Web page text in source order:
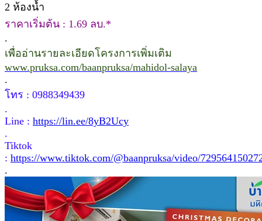
2 ห้องน้ำ
ราคาเริ่มต้น : 1.69 ลบ.*
.
เพื่ออ่านรายละเอียดโครงการเพิ่มเติม
www.pruksa.com/baanpruksa/mahidol-salaya
.
โทร : 0988349439
.
Line : https://lin.ee/8yB2Ucy
.
Tiktok
: https://www.tiktok.com/@baanpruksa/video/
.